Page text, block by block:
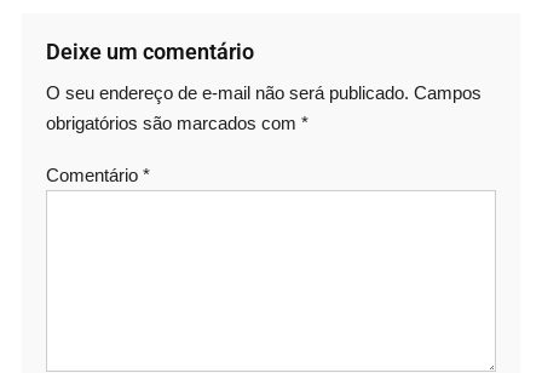
Deixe um comentário
O seu endereço de e-mail não será publicado. Campos
obrigatórios são marcados com *
Comentário *